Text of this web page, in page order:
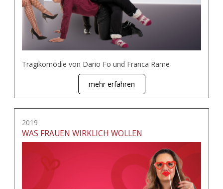
Tragikomödie von Dario Fo und Franca Rame
mehr erfahren
2019
WAS FRAUEN WIRKLICH WOLLEN